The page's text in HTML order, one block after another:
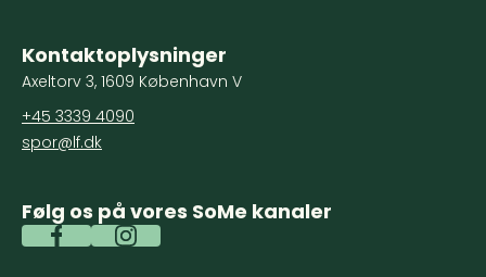
Kontaktoplysninger
Axeltorv 3, 1609 København V
+45 3339 4090
spor@lf.dk
Følg os på vores SoMe kanaler
Spor FacebookSpor Instagram